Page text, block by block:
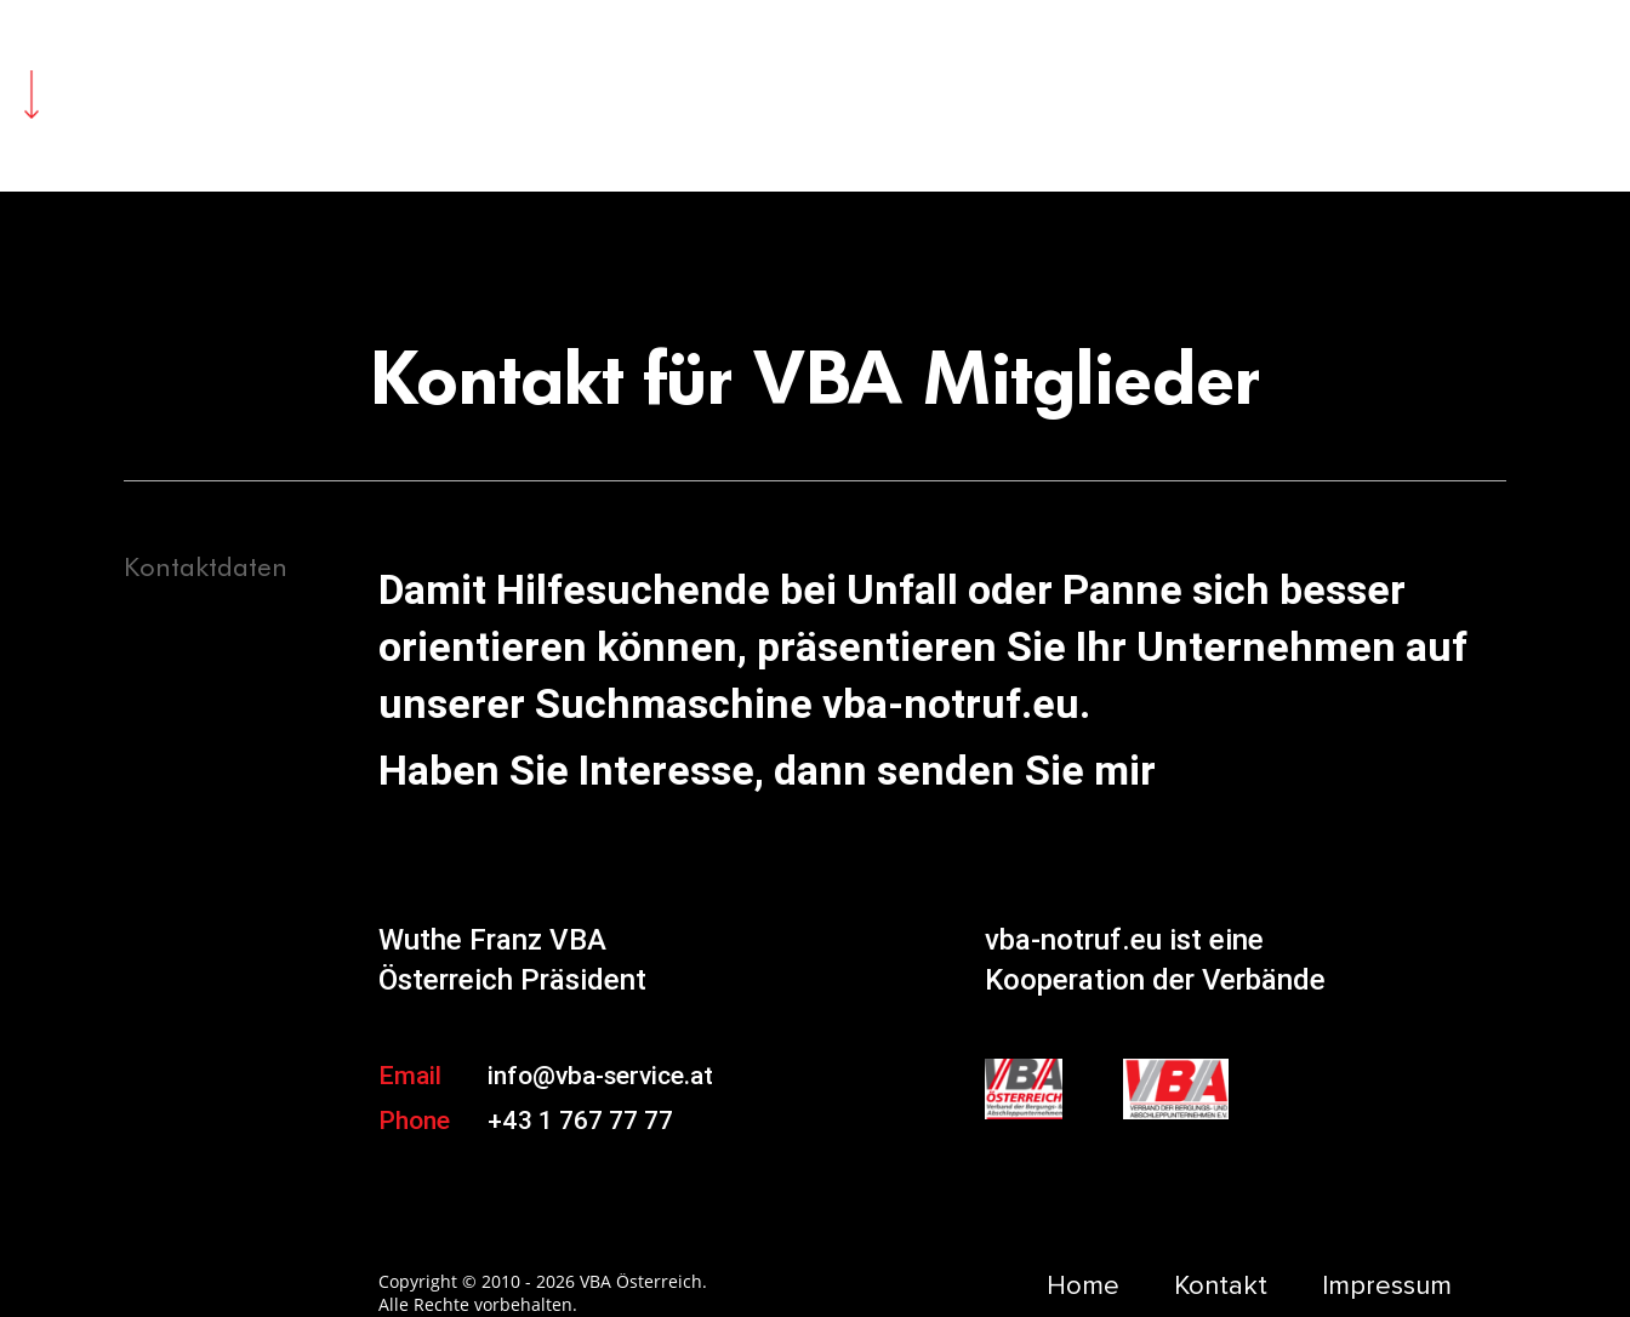
Kontakt für VBA Mitglieder
Kontaktdaten
Damit Hilfesuchende bei Unfall oder Panne sich besser
orientieren können, präsentieren Sie Ihr Unternehmen auf
unserer Suchmaschine vba-notruf.eu.
Haben Sie Interesse, dann senden Sie mir
Wuthe Franz VBA
Österreich Präsident
Email
info@vba-service.at
Phone
+43 1 767 77 77
vba-notruf.eu ist eine
Kooperation der Verbände
Copyright © 2010 - 2026 VBA Österreich.
Alle Rechte vorbehalten.
Home Kontakt Impressum